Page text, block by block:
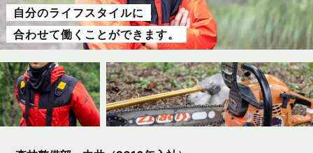
自分のライフスタイルに
合わせて働くことができます。